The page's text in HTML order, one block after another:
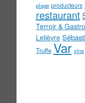
plage producteurs
restaurant
Terroir &
Lelièvre
Truffe Var vins